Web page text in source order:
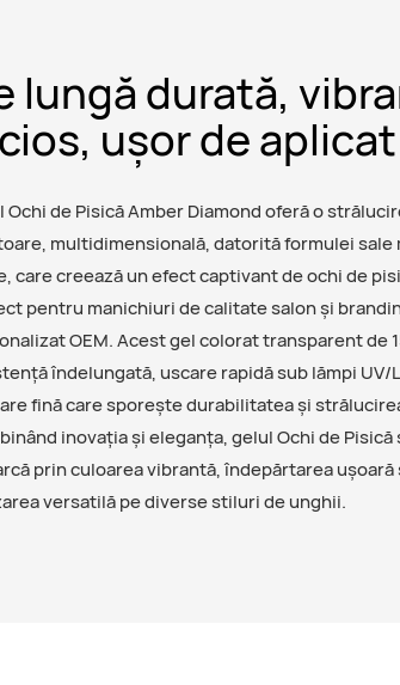
lungă durată,
ușor de aplicat
Ochi de Pisică Amber Diamond oferă o
multidimensională, datorită formulei sale
care creează un efect captivant de ochi de
pentru manichiuri de calitate salon și
OEM. Acest gel colorat transparent de
îndelungată, uscare rapidă sub lămpi UV/
fină care sporește durabilitatea și
inovația și eleganța, gelul Ochi de Pisică
prin culoarea vibrantă, îndepărtarea ușoară
versatilă pe diverse stiluri de unghii.